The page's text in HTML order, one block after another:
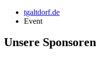
tgaltdorf.de
Event
Unsere Sponsoren